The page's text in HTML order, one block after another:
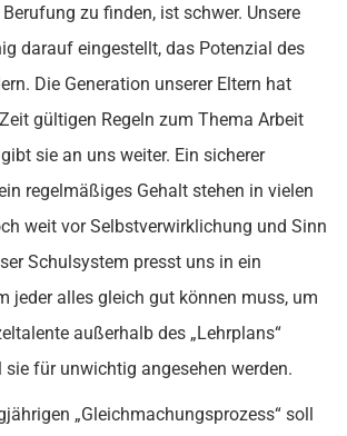
zu finden, ist schwer. Unsere
darauf eingestellt, das Potenzial des
Die Generation unserer Eltern hat
gültigen Regeln zum Thema Arbeit
sie an uns weiter. Ein sicherer
regelmäßiges Gehalt stehen in vielen
weit vor Selbstverwirklichung und Sinn
Schulsystem presst uns in ein
jeder alles gleich gut können muss, um
außerhalb des „Lehrplans“
sie für unwichtig angesehen werden.
„Gleichmachungsprozess“ soll